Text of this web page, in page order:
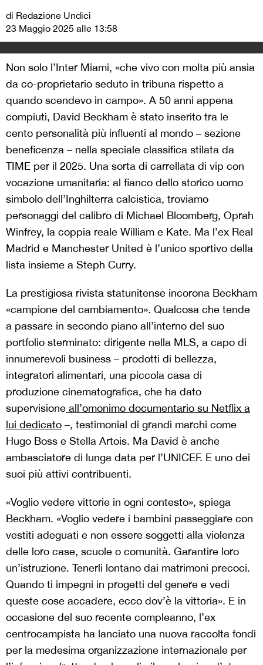
di Redazione Undici
23 Maggio 2025 alle 13:58
Non solo l’Inter Miami, «che vivo con molta più ansia
da co-proprietario seduto in tribuna rispetto a
quando scendevo in campo». A 50 anni appena
compiuti, David Beckham è stato inserito tra le
cento personalità più influenti al mondo – sezione
beneficenza – nella speciale classifica stilata da
TIME per il 2025. Una sorta di carrellata di vip con
vocazione umanitaria: al fianco dello storico uomo
simbolo dell’Inghilterra calcistica, troviamo
personaggi del calibro di Michael Bloomberg, Oprah
Winfrey, la coppia reale William e Kate. Ma l’ex Real
Madrid e Manchester United è l’unico sportivo della
lista insieme a Steph Curry.
La prestigiosa rivista statunitense incorona Beckham
«campione del cambiamento». Qualcosa che tende
a passare in secondo piano all’interno del suo
portfolio sterminato: dirigente nella MLS, a capo di
innumerevoli business – prodotti di bellezza,
integratori alimentari, una piccola casa di
produzione cinematografica, che ha dato
supervisione all’omonimo documentario su Netflix a
lui dedicato –, testimonial di grandi marchi come
Hugo Boss e Stella Artois. Ma David è anche
ambasciatore di lunga data per l’UNICEF. E uno dei
suoi più attivi contribuenti.
«Voglio vedere vittorie in ogni contesto», spiega
Beckham. «Voglio vedere i bambini passeggiare con
vestiti adeguati e non essere soggetti alla violenza
delle loro case, scuole o comunità. Garantire loro
un’istruzione. Tenerli lontano dai matrimoni precoci.
Quando ti impegni in progetti del genere e vedi
queste cose accadere, ecco dov’è la vittoria». E in
occasione del suo recente compleanno, l’ex
centrocampista ha lanciato una nuova raccolta fondi
per la medesima organizzazione internazionale per